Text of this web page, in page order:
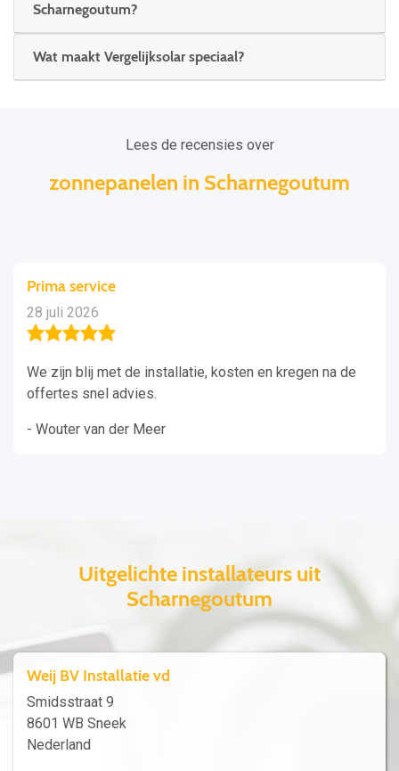
Scharnegoutum?
Wat maakt Vergelijksolar speciaal?
Lees de recensies over
zonnepanelen in Scharnegoutum
Prima service
28 juli 2026
We zijn blij met de installatie, kosten en kregen na de
offertes snel advies.
- Wouter van der Meer
Uitgelichte installateurs uit
Scharnegoutum
Weij BV Installatie vd
Smidsstraat 9
8601 WB Sneek
Nederland